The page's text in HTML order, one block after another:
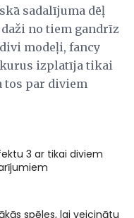
sadalījuma dēļ
no tiem gandrīz
modeļi, fancy
izplatīja tikai
tos par diviem
3 ar tikai diviem
spēles, lai veicinātu